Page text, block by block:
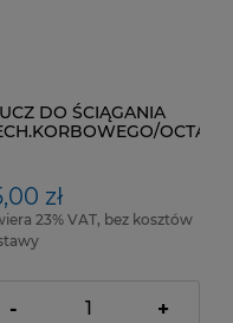
DO ŚCIĄGANIA
zł
23% VAT, bez kosztów
- +